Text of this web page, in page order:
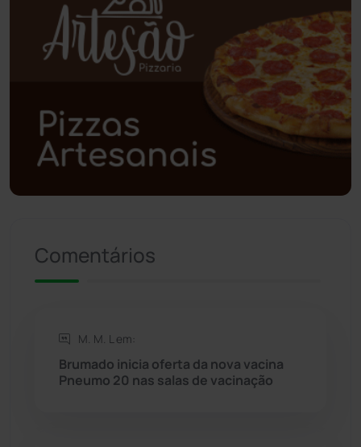
Poções (182)
Polícia Civil (58)
Polícia Militar (27)
Política (03)
Presidente Jânio Qu... (125)
Rio de Contas
Rio do Pires
Comentários
M. M. L em:
Brumado inicia oferta da nova vacina
Pneumo 20 nas salas de vacinação